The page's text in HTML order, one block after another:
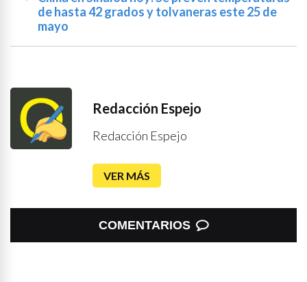
de hasta 42 grados y tolvaneras este 25 de
mayo
Redacción Espejo
Redacción Espejo
VER MÁS
COMENTARIOS